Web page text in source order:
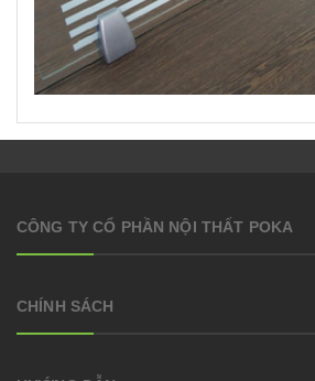
CÔNG TY CỔ PHẦN NỘI THẤT POKA
CHÍNH SÁCH